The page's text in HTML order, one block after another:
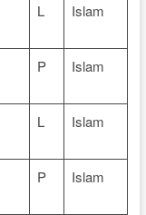
L Islam
P Islam
L Islam
P Islam